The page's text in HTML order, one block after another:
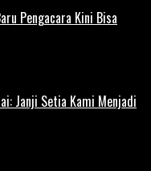
Pengacara Kini Bisa
Janji Setia Kami Menjadi